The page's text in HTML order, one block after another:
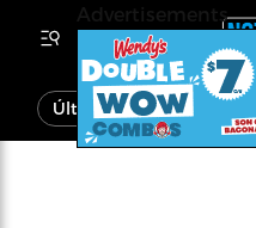
Última Hora Noticias
Advertisements